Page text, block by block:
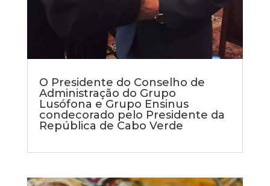
O Presidente do Conselho de
Administração do Grupo
Lusófona e Grupo Ensinus
condecorado pelo Presidente da
República de Cabo Verde